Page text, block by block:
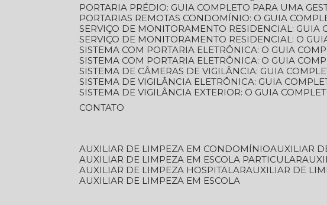
PORTARIA PRÉDIO: GUIA COMPLETO PARA UMA
PORTARIAS REMOTAS CONDOMÍNIO: O GUIA
SERVIÇO DE MONITORAMENTO RESIDENCIAL:
SERVIÇO DE MONITORAMENTO RESIDENCIAL: O
SISTEMA COM PORTARIA ELETRÔNICA: O GUIA
SISTEMA COM PORTARIA ELETRÔNICA: O GUIA
SISTEMA DE CÂMERAS DE VIGILÂNCIA: GUIA
SISTEMA DE VIGILÂNCIA ELETRÔNICA: GUIA
SISTEMA DE VIGILÂNCIA EXTERIOR: O GUIA
CONTATO
AUXILIAR DE LIMPEZA EM CONDOMÍNIO
AUXILIAR
AUXILIAR DE LIMPEZA EM ESCOLA PARTICULAR
AUXILIAR DE LIMPEZA HOSPITALAR
AUXILIAR DE
AUXILIAR DE LIMPEZA EM ESCOLA